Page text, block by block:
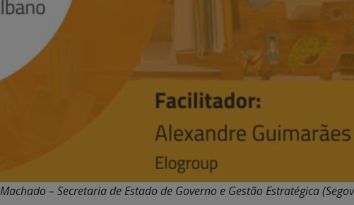
– Secretaria de Estado de Governo e Gestão Estratégica